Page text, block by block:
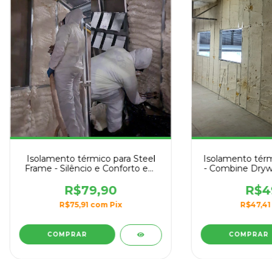
Isolamento térmico para Steel
Frame - Silêncio e Conforto em
e Acústico com Spray de PU da
AGI a Partir de R$ 79,90/m²
R$79,90
R$75,91 com Pix
COMPRAR
Isolamento
- Combine
até 55 dB a
R$47,41
COMPRAR